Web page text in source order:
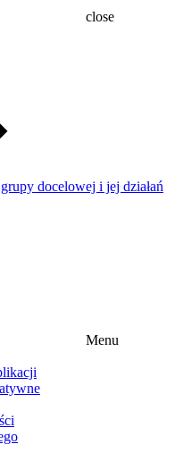
close
docelowej i jej działań
Menu